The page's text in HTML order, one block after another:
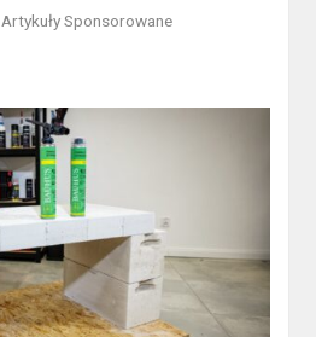
Artykuły Sponsorowane